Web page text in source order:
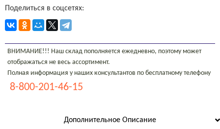
Поделиться в соцсетях:
ВНИМАНИЕ!!! Наш склад пополняется ежедневно, поэтому может
отображаться не весь ассортимент.
Полная информация у наших консультантов по бесплатному телефону
8-800-201-46-15
Дополнительное Описание